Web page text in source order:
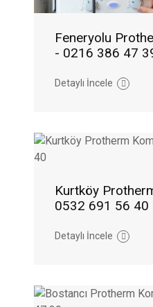
Feneryolu
- 0216 386 47
Detaylı İncele
Kurtköy
0532 691 56 40
Detaylı İncele